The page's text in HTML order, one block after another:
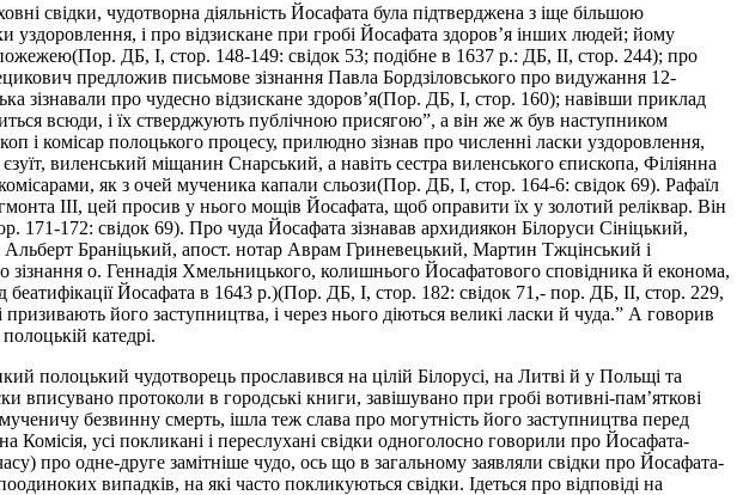
свідки, чудотворна діяльність Йосафата була підтверджена з іще більшою
уздоровлення, і про відзискане при гробі Йосафата здоров’я інших людей; йому
ДБ, І, стор. 148-149: свідок 53; подібне в 1637 р.: ДБ, II, стор. 244); про
предложив письмове зізнання Павла Бордзіловського про видужання 12-
зізнавали про чудесно відзискане здоров’я(Пор. ДБ, І, стор. 160); навівши приклад
всюди, і їх стверджують публічною присягою”, а він же ж був наступником
комісар полоцького процесу, прилюдно зізнав про численні ласки уздоровлення,
виленський міщанин Снарський, а навіть сестра виленського єпископа, Філіянна
як з очей мученика капали сльози(Пор. ДБ, І, стор. 164-6: свідок 69). Рафаїл
III, цей просив у нього мощів Йосафата, щоб оправити їх у золотий реліквар. Він
171-172: свідок 69). Про чуда Йосафата зізнавав архидиякон Білоруси Сініцький,
Альберт Браніцький, апост. нотар Аврам Гриневецький, Мартин Тжцінський і
о. Геннадія Хмельницького, колишнього Йосафатового сповідника й економа,
беатифікації Йосафата в 1643 р.)(Пор. ДБ, І, стор. 182: свідок 71,- пор. ДБ, II, стор. 229,
його заступництва, і через нього діються великі ласки й чуда.” А говорив
катедрі.
полоцький чудотворець прославився на цілій Білорусі, на Литві й у Польщі та
протоколи в городські книги, завішувано при гробі вотивні-пам’яткові
безвинну смерть, ішла теж слава про могутність його заступництва перед
усі покликані і переслухані свідки одноголосно говорили про Йосафата-
про одне-друге замітніше чудо, ось що в загальному заявляли свідки про Йосафата-
випадків, на які часто покликуються свідки. Ідеться про відповіді на